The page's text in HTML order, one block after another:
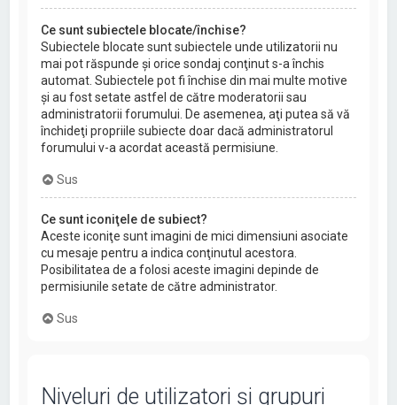
Ce sunt subiectele blocate/închise?
Subiectele blocate sunt subiectele unde utilizatorii nu
mai pot răspunde şi orice sondaj conţinut s-a închis
automat. Subiectele pot fi închise din mai multe motive
şi au fost setate astfel de către moderatorii sau
administratorii forumului. De asemenea, aţi putea să vă
închideţi propriile subiecte doar dacă administratorul
forumului v-a acordat această permisiune.
Sus
Ce sunt iconiţele de subiect?
Aceste iconiţe sunt imagini de mici dimensiuni asociate
cu mesaje pentru a indica conţinutul acestora.
Posibilitatea de a folosi aceste imagini depinde de
permisiunile setate de către administrator.
Sus
Niveluri de utilizatori şi grupuri